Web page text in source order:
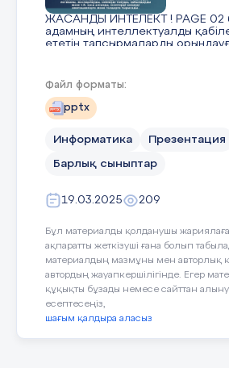
ЖАСАНДЫ ИНТЕЛЕКТ ! PAGE 02
адамның интеллектуалды
ететін тапсырмаларды
интеллект оқытуды, логиканы,
сөйлеуді тануды, қабылдауды
алғанда, есептерді шешуді
және талдауға тырысады.
LEARNING MACHINE PAGE 03
ұқсас мәселелерге шешім
процесінде жаттығу болып
НЕЙРОНДЫҚ ЖЕЛІЛЕР бұл адам
жұмысын еліктейтін
модельдер, ол
үйренуге және шешімдер
береді. Олар бірнеше қабаттан
жасанды нейрондардан
Файл форматы:
pptx
Информатика Презентация
Барлық сыныптар
19.03.2025 209
Бұл материалды қолданушы
ақпаратты жеткізуші ғана болып
материалдың мазмұны мен авторлық
автордың жауапкершілігінде. Егер
құқықты бұзады немесе сайттан
есептесеңіз,
шағым қалдыра аласыз